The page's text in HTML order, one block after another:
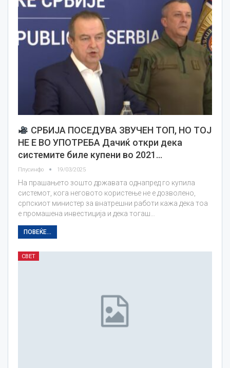
СРБИЈА ПОСЕДУВА ЗВУЧЕН ТОП, НО ТОЈ
НЕ Е ВО УПОТРЕБА Дачиќ откри дека
системите биле купени во 2021…
Плусинфо 19/03/2025
На прашањето зошто државата однапред го купила
системот, кога неговото користење не е дозволено,
српскиот министер за внатрешни работи кажа дека тоа
е промашена инвестиција и дека тогаш…
ПОВЕЌЕ...
СВЕТ